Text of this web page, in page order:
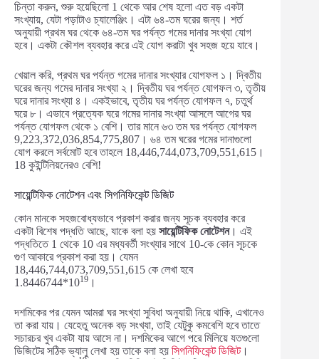
চিন্তা করুন, শুরু হয়েছিলো 1 থেকে আর শেষ হলো এত বড় একটা
সংখ্যায়, যেটা পড়াটাও চ্যালেঞ্জিং। এটা ৬৪-তম ঘরের জন্য। শর্ত
অনুযায়ী প্রথম ঘর থেকে ৬৪-তম ঘর পর্যন্ত গমের দানার সংখ্যা যোগ
হবে। একটা কৌশল ব্যবহার করে এই যোগ করাটা খুব সহজ হয়ে যাবে।
খেয়াল করি, প্রথম ঘর পর্যন্ত গমের দানার সংখ্যার যোগফল ১। দ্বিতীয়
ঘরের জন্য গমের দানার সংখ্যা ২। দ্বিতীয় ঘর পর্যন্ত যোগফল ৩, তৃতীয়
ঘরে দানার সংখ্যা ৪। একইভাবে, তৃতীয় ঘর পর্যন্ত যোগফল ৭, চতুর্থ
ঘরে ৮। এভাবে প্রত্যেক ঘরে গমের দানার সংখ্যা আসলে আগের ঘর
পর্যন্ত যোগফল থেকে ১ বেশি। তার মানে ৬৩ তম ঘর পর্যন্ত যোগফল
9,223,372,036,854,775,807। ৬৪ তম ঘরের গমের দানাগুলো
যোগ করলে সর্বমোট হবে তাহলে 18,446,744,073,709,551,615।
18 কুইন্টিলিয়নেরও বেশি!
সায়েন্টিফিক নোটেশন এবং সিগনিফিকেন্ট ডিজিট
কোন মানকে সহজবোধ্যভাবে প্রকাশ করার জন্য সূচক ব্যবহার করে
একটা বিশেষ পদ্ধতি আছে, যাকে বলা হয় সায়েন্টিফিক নোটেশন। এই
পদ্ধতিতে 1 থেকে 10 এর মধ্যবর্তী সংখ্যার সাথে 10-কে কোন সূচকে
গুণ আকারে প্রকাশ করা হয়। যেমন
18,446,744,073,709,551,615 কে লেখা হবে
1.8446744*1019 ।
দশমিকের পর যেমন আমরা ঘর সংখ্যা সুবিধা অনুযায়ী নিয়ে থাকি, এখানেও
তা করা যায়। যেহেতু অনেক বড় সংখ্যা, তাই যেটুকু কমবেশি হবে তাতে
সচারচর খুব একটা যায় আসে না। দশমিকের আগে পরে মিলিয়ে যতগুলো
ডিজিটের সঠিক ভ্যালু লেখা হয় তাকে বলা হয় সিগনিফিকেন্ট ডিজিট।